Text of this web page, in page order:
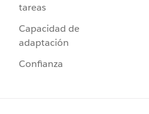
tareas
Capacidad de
adaptación
Confianza